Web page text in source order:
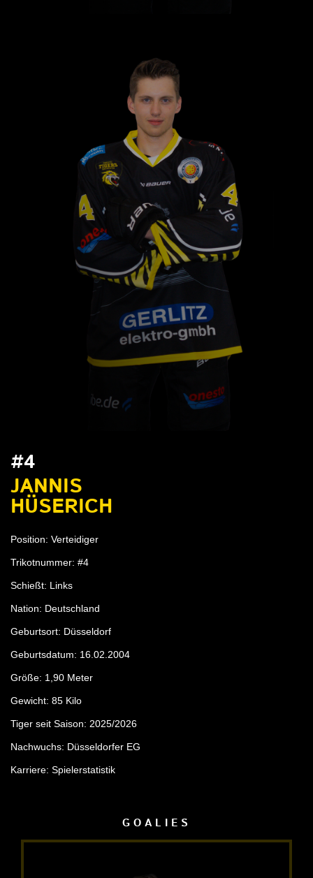
#4
JANNIS
HÜSERICH
Position: Verteidiger
Trikotnummer: #4
Schießt: Links
Nation: Deutschland
Geburtsort: Düsseldorf
Geburtsdatum: 16.02.2004
Größe: 1,90 Meter
Gewicht: 85 Kilo
Tiger seit Saison: 2025/2026
Nachwuchs: Düsseldorfer EG
Karriere: Spielerstatistik
GOALIES